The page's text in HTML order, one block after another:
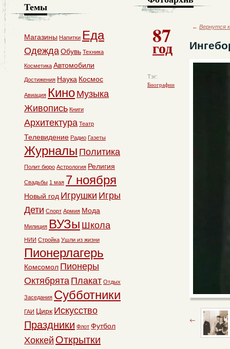
87
год
Тэг:
Биографии
← Вернутся
Темы
Магазины Напитки Еда
ОдеждаОбувь Техника
Косметика Автомобили
Достижения Наука Космос
Авиация Кино Музыка
Живопись Книги
Архитектура Театр
Телевидение Радио Газеты
Журналы Политика
Полит бюро Астрология Религия
Свадьбы 1 мая 7 ноября
Новый год Игрушки Игры
Дети Спорт Армия Мода
Милиция ВУЗы Школа
НИИ Стройка Ушли из жизни
Пионерлагерь
Комсомол Пионеры
Октябрята Плакат Отдых
Заседания Субботники
ГАИ Цирк Искусство
Праздники Флот Футбол
Хоккей Открытки